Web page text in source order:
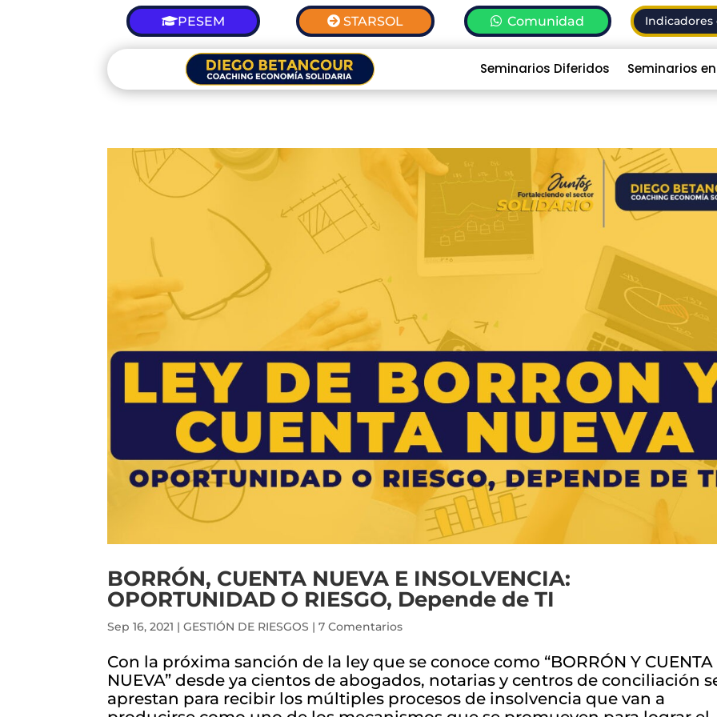
PESEM STARSOL Comunidad Indicadores
Seminarios Diferidos Seminarios
BORRÓN, CUENTA NUEVA E INSOLVENCIA:
OPORTUNIDAD O RIESGO, Depende de TI
Sep 16, 2021 |GESTIÓN DE RIESGOS |7 Comentarios
Con la próxima sanción de la ley que se conoce como “BORRÓN Y CUENTA
NUEVA” desde ya cientos de abogados, notarias y centros de conciliación
aprestan para recibir los múltiples procesos de insolvencia que van a